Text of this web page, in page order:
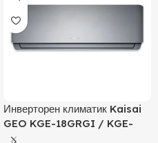
Инверторен климатик Kaisai
GEO KGE-18GRGI / KGE-
18GRGO, 18000 BTU, Клас